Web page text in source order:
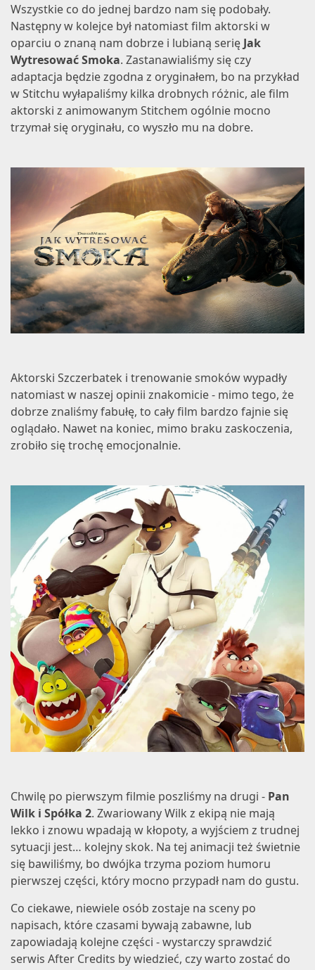
Wszystkie co do jednej bardzo nam się podobały.
Następny w kolejce był natomiast film aktorski w
oparciu o znaną nam dobrze i lubianą serię Jak
Wytresować Smoka. Zastanawialiśmy się czy
adaptacja będzie zgodna z oryginałem, bo na przykład
w Stitchu wyłapaliśmy kilka drobnych różnic, ale film
aktorski z animowanym Stitchem ogólnie mocno
trzymał się oryginału, co wyszło mu na dobre.
Aktorski Szczerbatek i trenowanie smoków wypadły
natomiast w naszej opinii znakomicie - mimo tego, że
dobrze znaliśmy fabułę, to cały film bardzo fajnie się
oglądało. Nawet na koniec, mimo braku zaskoczenia,
zrobiło się trochę emocjonalnie.
Chwilę po pierwszym filmie poszliśmy na drugi - Pan
Wilk i Spółka 2. Zwariowany Wilk z ekipą nie mają
lekko i znowu wpadają w kłopoty, a wyjściem z trudnej
sytuacji jest… kolejny skok. Na tej animacji też świetnie
się bawiliśmy, bo dwójka trzyma poziom humoru
pierwszej części, który mocno przypadł nam do gustu.
Co ciekawe, niewiele osób zostaje na sceny po
napisach, które czasami bywają zabawne, lub
zapowiadają kolejne części - wystarczy sprawdzić
serwis After Credits by wiedzieć, czy warto zostać do